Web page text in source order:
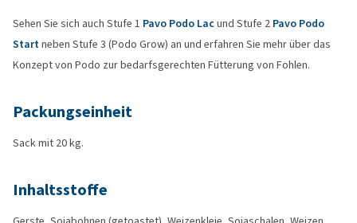
Sehen Sie sich auch Stufe 1 Pavo Podo Lacund Stufe 2 Pavo Podo
Startneben Stufe 3 (Podo Grow) an und erfahren Sie mehr über das
Konzept von Podo zur bedarfsgerechten Fütterung von Fohlen.
Packungseinheit
Sack mit 20 kg.
Inhaltsstoffe